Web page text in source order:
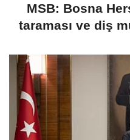
MSB: Bosna
taraması ve diş